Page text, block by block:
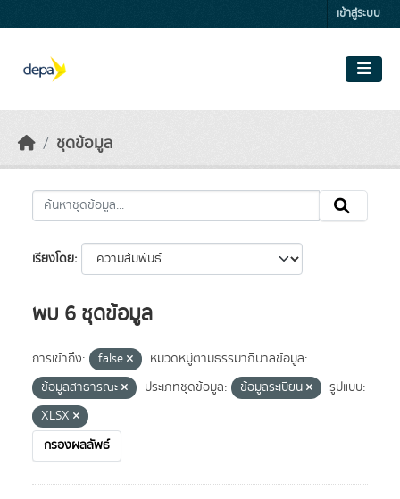
เข้าสู่ระบบ
ชุดข้อมูล
เรียงโดย
พบ 6 ชุดข้อมูล
การเข้าถึง: false
หมวดหมู่ตามธรรมาภิบาลข้อมูล:
ข้อมูลสาธารณะ
ประเภทชุดข้อมูล: ข้อมูลระเบียน
รูปแบบ:
XLSX
กรองผลลัพธ์